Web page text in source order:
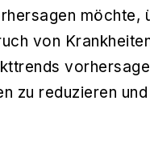
möchte,
von
zu reduzieren